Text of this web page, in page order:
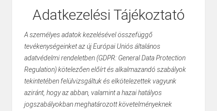
Adatkezelési Tájékoztató
A személyes adatok kezelésével összefüggő
tevékenységeinket az új Európai Uniós általános
adatvédelmi rendeletben (GDPR: General Data Protection
Regulation) kötelezően előírt és alkalmazandó szabályok
tekintetében felülvizsgáltuk és elkötelezettek vagyunk
aziránt, hogy az abban, valamint a hazai hatályos
jogszabályokban meghatározott követelményeknek